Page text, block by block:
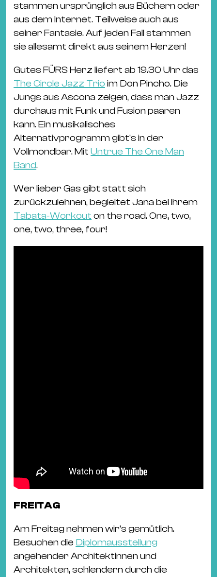
stammen ursprünglich aus Büchern oder
aus dem Internet. Teilweise auch aus
seiner Fantasie. Auf jeden Fall stammen
sie allesamt direkt aus seinem Herzen!
Gutes FÜRS Herz liefert ab 19.30 Uhr das
The Circle Jazz Trio im Don Pincho. Die
Jungs aus Ascona zeigen, dass man Jazz
durchaus mit Funk und Fusion paaren
kann. Ein musikalisches
Alternativprogramm gibt's in der
Vollmondbar. Mit Untrue The One Man
Band.
Wer lieber Gas gibt statt sich
zurückzulehnen, begleitet Jana bei ihrem
Tabata-Workout on the road. One, two,
one, two, three, four!
FREITAG
Am Freitag nehmen wir’s gemütlich.
Besuchen die Diplomausstellung
angehender Architektinnen und
Architekten, schlendern durch die